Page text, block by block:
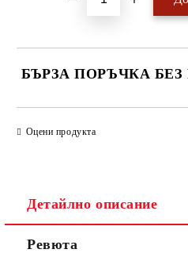
БЪРЗА ПОРЪЧКА
Оцени продукта
Детайлно описание
Ревюта